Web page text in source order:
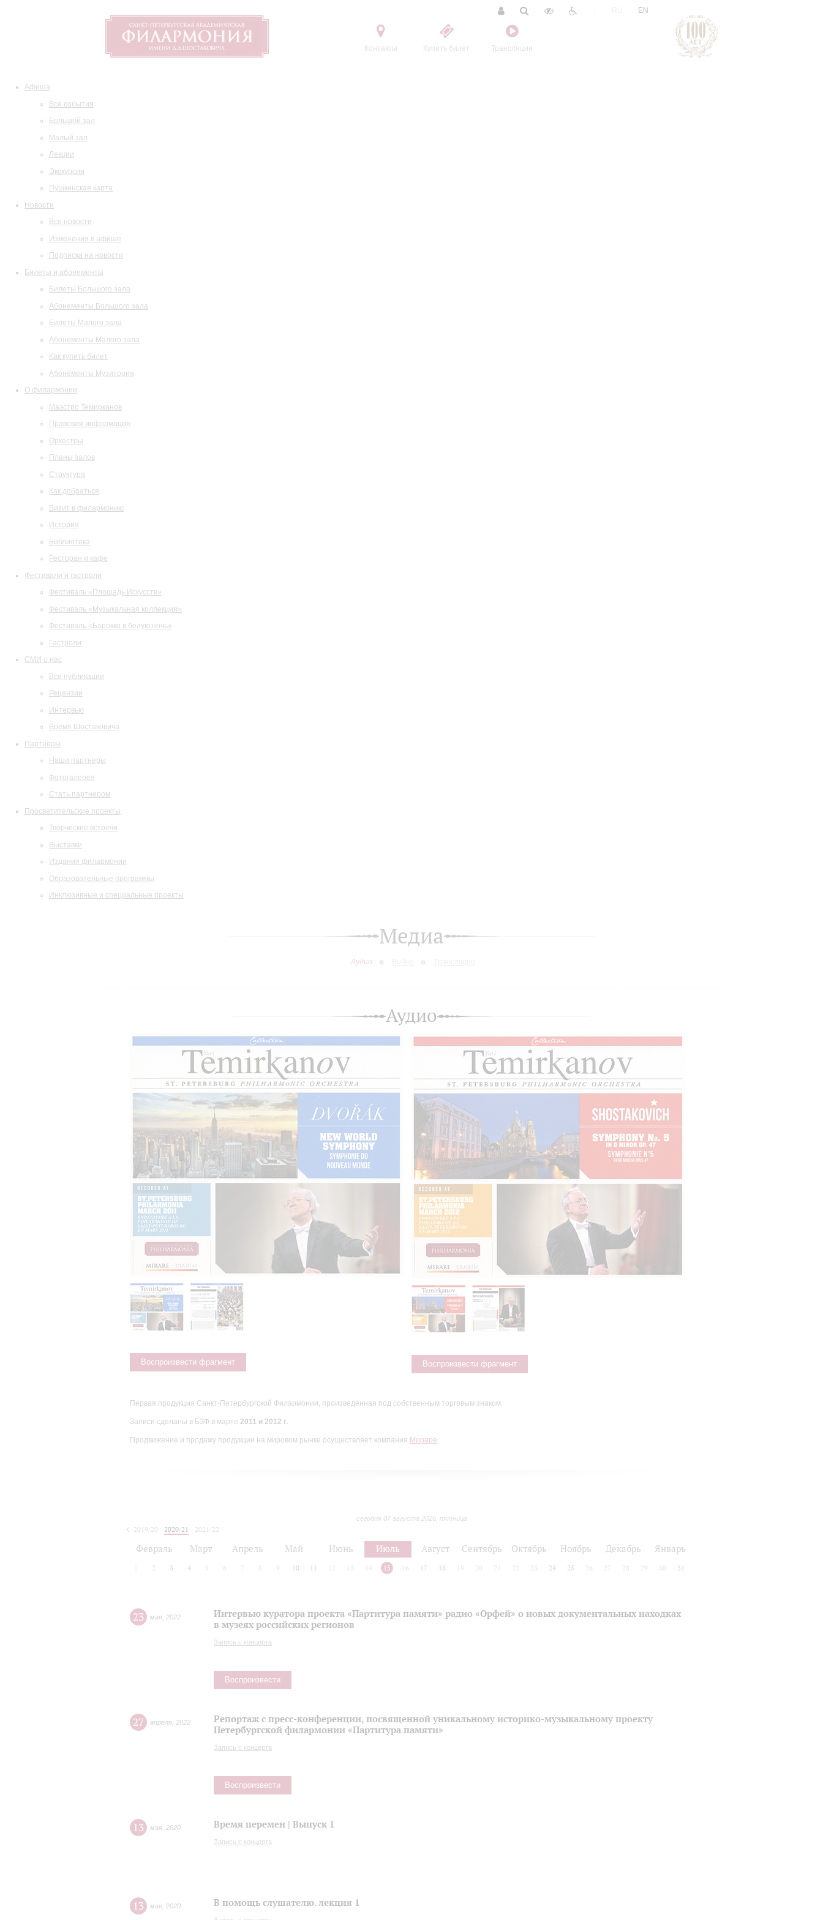
Контакты Купить билет Трансляции
EN
Афиша
Все события
Большой зал
Малый зал
Лекции
Экскурсии
Пушкинская карта
Новости
Все новости
Изменения в афише
Подписка на новости
Билеты и абонементы
Билеты Большого зала
Абонементы Большого зала
Билеты Малого зала
Абонементы Малого зала
Как купить билет
Абонементы Музитория
О филармонии
Маэстро Темирканов
Правовая информация
Оркестры
Планы залов
Структура
Как добраться
Визит в филармонию
История
Библиотека
Ресторан и кафе
Фестивали и гастроли
Фестиваль «Площадь Искусств»
Фестиваль «Музыкальная коллекция»
Фестиваль «Барокко в белую ночь»
Гастроли
СМИ о нас
Все публикации
Рецензии
Интервью
Время Шостаковича
Партнеры
Наши партнеры
Фотогалерея
Стать партнером
Просветительские проекты
Творческие встречи
Выставки
Издания филармонии
Образовательные программы
Инклюзивные и специальные проекты
Медиа
Аудио
Аудио
Воспроизвести фрагмент Воспроизвести фрагмент
Первая продукция Санкт-Петербургской Филармонии, произведенная под собственным торговым знаком.
Записи сделаны в БЗФ в марте 2011 и 2012 г.
Продвижение и продажу продукции на мировом рынке осуществляет компания Мираре.
сегодня 07 августа 2026, пятница
2019/20 2020/21 2021/22
Февраль Март Апрель Май Июнь Июль Август Сентябрь Октябрь Ноябрь Декабрь Январь
2 3 4 5 6 7 8 9 10 11 12 13 14 15 16 17 18 19 20 21 22 23 24 25 26 27 28 29 30 31
23 мая 2022
Интервью куратора проекта «Партитура памяти» радио «Орфей» о новых документальных находках
в музеях российских регионов
Запись с концерта
Воспроизвести
27 апреля 2022
Репортаж с пресс-конференции, посвященной уникальному историко-музыкальному проекту
Петербургской филармонии «Партитура памяти»
Запись с концерта
Воспроизвести
13 мая 2020 Время перемен | Выпуск 1
Запись с концерта
13 мая 2020 В помощь слушателю. лекция 1